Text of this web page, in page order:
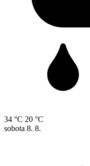
34 °C 20 °C
sobota 8. 8.